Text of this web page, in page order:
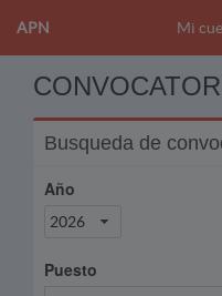
APN Mi
Busqueda de
Año
2026
Puesto